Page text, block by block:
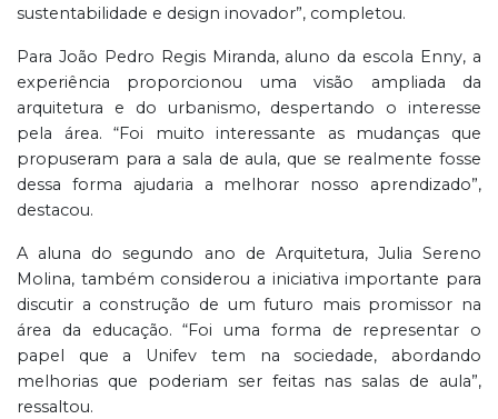
sustentabilidade e design inovador”, completou.
Para João Pedro Regis Miranda, aluno da escola Enny, a
experiência proporcionou uma visão ampliada da
arquitetura e do urbanismo, despertando o interesse
pela área. “Foi muito interessante as mudanças que
propuseram para a sala de aula, que se realmente fosse
dessa forma ajudaria a melhorar nosso aprendizado”,
destacou.
A aluna do segundo ano de Arquitetura, Julia Sereno
Molina, também considerou a iniciativa importante para
discutir a construção de um futuro mais promissor na
área da educação. “Foi uma forma de representar o
papel que a Unifev tem na sociedade, abordando
melhorias que poderiam ser feitas nas salas de aula”,
ressaltou.